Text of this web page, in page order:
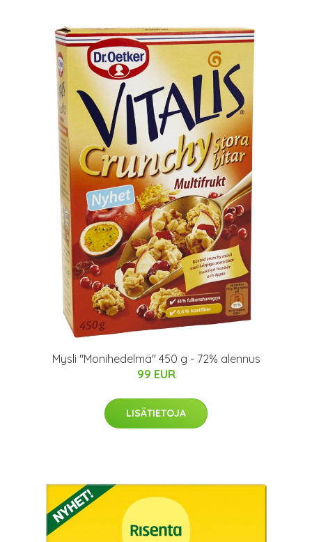
Mysli "Monihedelmä" 450 g - 72% alennus
99 EUR
LISÄTIETOJA